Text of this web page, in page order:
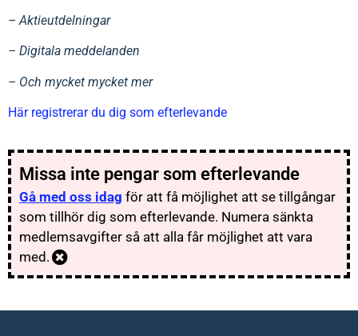
– Aktieutdelningar
– Digitala meddelanden
– Och mycket mycket mer
Här registrerar du dig som efterlevande
Missa inte pengar som efterlevande
Gå med oss idag för att få möjlighet att se tillgångar
som tillhör dig som efterlevande. Numera sänkta
medlemsavgifter så att alla får möjlighet att vara
med.